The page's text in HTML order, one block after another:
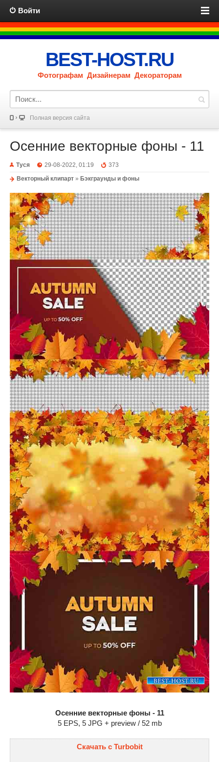
Войти
BEST-HOST.RU
Фотографам Дизайнерам Декораторам
Полная версия сайта
Осенние векторные фоны - 11
Туся 29-08-2022, 01:19
373
Векторный клипарт » Бэкграунды и фоны
Осенние векторные фоны - 11
5 EPS, 5 JPG + preview / 52 mb
Скачать с Turbobit